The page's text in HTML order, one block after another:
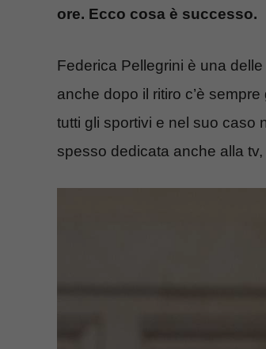
ore. Ecco cosa è successo.
Federica Pellegrini è una
anche dopo il ritiro c’è
tutti gli sportivi e nel suo caso
spesso dedicata anche alla